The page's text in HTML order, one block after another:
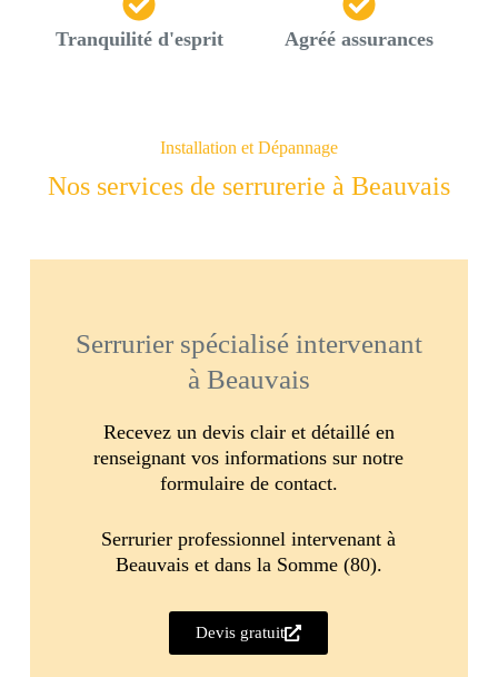
Tranquilité d'esprit Agréé assurances
Installation et Dépannage
Nos services de serrurerie à Beauvais
Serrurier spécialisé intervenant
à Beauvais
Recevez un devis clair et détaillé en
renseignant vos informations sur notre
formulaire de contact.
Serrurier professionnel intervenant à
Beauvais et dans la Somme (80).
Devis gratuit